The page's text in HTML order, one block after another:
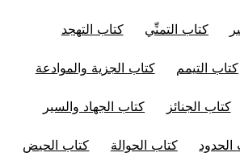
كتاب التمنِّي كتاب التهجد
كتاب التيمم كتاب الجزية والموادعة
كتاب الجنائز كتاب الجهاد والسير
الحدود كتاب الحوالة كتاب الحيض